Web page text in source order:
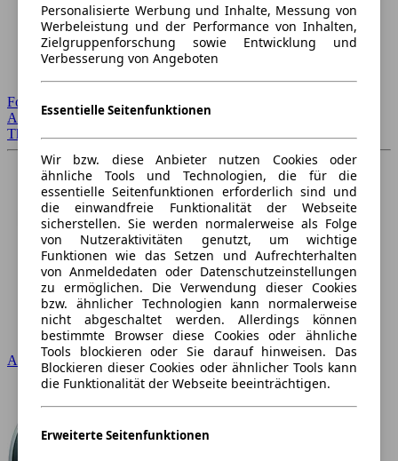
Forum Startseite
Alle Auto-Foren
Themen-Forum
Audi
Personalisierte Werbung und Inhalte, Messung von
Werbeleistung und der Performance von Inhalten,
Zielgruppenforschung sowie Entwicklung und
Verbesserung von Angeboten
Essentielle Seitenfunktionen
Wir bzw. diese Anbieter nutzen Cookies oder
ähnliche Tools und Technologien, die für die
essentielle Seitenfunktionen erforderlich sind und
die einwandfreie Funktionalität der Webseite
sicherstellen. Sie werden normalerweise als Folge
von Nutzeraktivitäten genutzt, um wichtige
Funktionen wie das Setzen und Aufrechterhalten
von Anmeldedaten oder Datenschutzeinstellungen
zu ermöglichen. Die Verwendung dieser Cookies
bzw. ähnlicher Technologien kann normalerweise
nicht abgeschaltet werden. Allerdings können
bestimmte Browser diese Cookies oder ähnliche
Tools blockieren oder Sie darauf hinweisen. Das
Blockieren dieser Cookies oder ähnlicher Tools kann
die Funktionalität der Webseite beeinträchtigen.
Erweiterte Seitenfunktionen